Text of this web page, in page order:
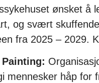
ønsket å
og svært
fra 2025 – 2029.
mennesker håp for